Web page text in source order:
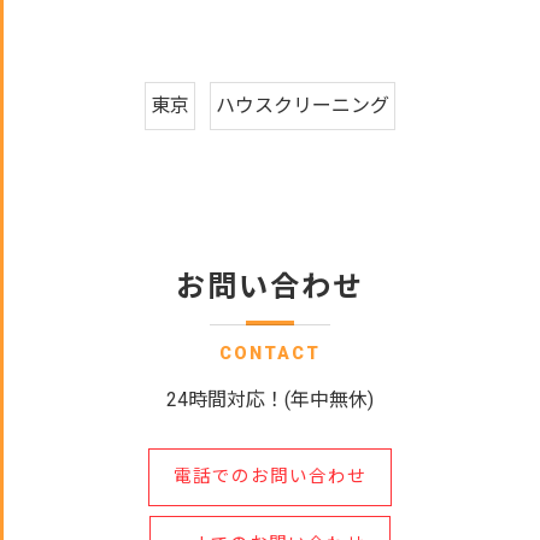
東京 ハウスクリーニング
CONTACT
お問い合わせ
24時間対応！(年中無休)
電話でのお問い合わせ